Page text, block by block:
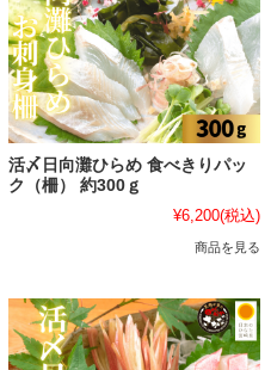
活〆日向灘ひらめ 食べきりパッ
ク（柵） 約300ｇ
¥6,200(税込)
商品を見る